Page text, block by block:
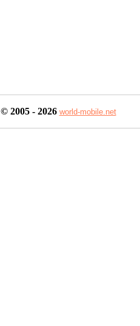
© 2005

 - 2026 world-mobile.net